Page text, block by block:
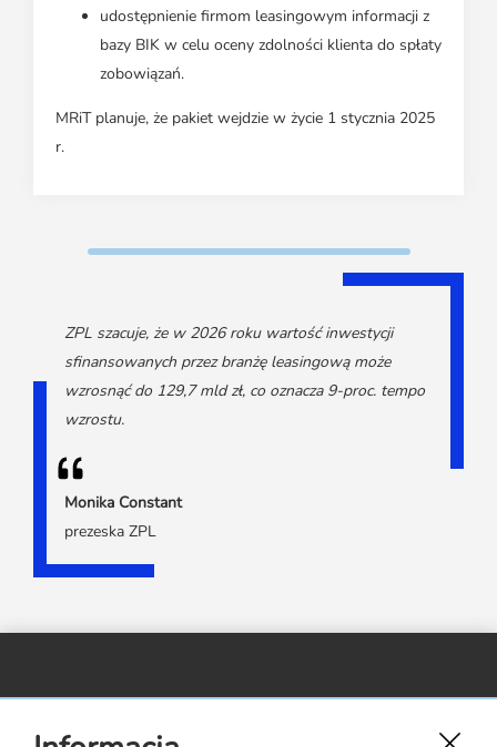
udostępnienie firmom leasingowym informacji z
bazy BIK w celu oceny zdolności klienta do spłaty
zobowiązań.
MRiT planuje, że pakiet wejdzie w życie 1 stycznia 2025
r.
ZPL szacuje, że w 2026 roku wartość inwestycji
sfinansowanych przez branżę leasingową może
wzrosnąć do 129,7 mld zł, co oznacza 9-proc. tempo
wzrostu.
Monika Constant
prezeska ZPL